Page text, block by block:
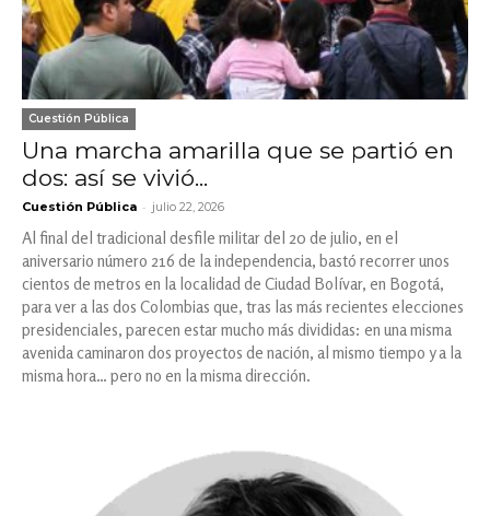
Cuestión Pública
Una marcha amarilla que se partió en
dos: así se vivió...
Cuestión Pública - julio 22, 2026
Al final del tradicional desfile militar del 20 de julio, en el
aniversario número 216 de la independencia, bastó recorrer unos
cientos de metros en la localidad de Ciudad Bolívar, en Bogotá,
para ver a las dos Colombias que, tras las más recientes elecciones
presidenciales, parecen estar mucho más divididas: en una misma
avenida caminaron dos proyectos de nación, al mismo tiempo y a la
misma hora… pero no en la misma dirección.